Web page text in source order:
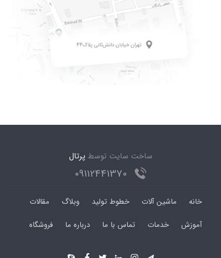
ساخت سایت توسط پرتال
خانه ماشین آلات خطوط تولید وبلاگ
مقالات
آموزش
خدمات تماس با ما درباره ما فروشگاه